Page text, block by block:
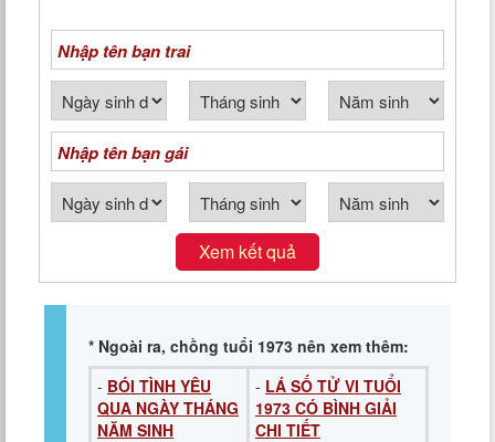
NGÀY THÁNG NĂM SINH
Xem kết quả
* Ngoài ra, chồng tuổi 1973 nên xem thêm:
- BÓI TÌNH YÊU
QUA NGÀY THÁNG
NĂM SINH
- LÁ SỐ TỬ VI TUỔI
1973 CÓ BÌNH GIẢI
CHI TIẾT